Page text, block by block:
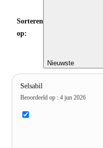
Sorteren
op:
Nieuwste
Selsabil
Beoordeeld op : 4 jun 2026